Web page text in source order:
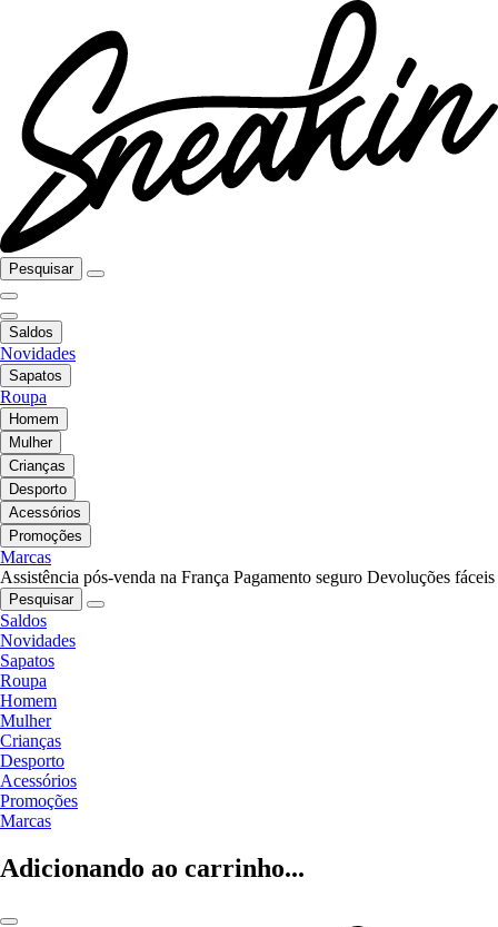
Pesquisar
Saldos
Novidades
Sapatos
Roupa
Homem
Mulher
Crianças
Desporto
Acessórios
Promoções
Marcas
Assistência pós-venda na França Pagamento seguro Devoluções fáceis
Pesquisar
Saldos
Novidades
Sapatos
Roupa
Homem
Mulher
Crianças
Desporto
Acessórios
Promoções
Marcas
Adicionando ao carrinho...